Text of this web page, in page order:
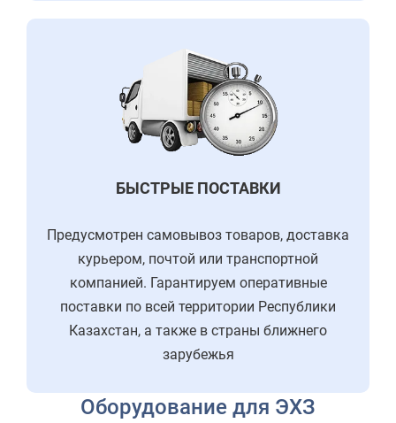
БЫСТРЫЕ ПОСТАВКИ
Предусмотрен самовывоз товаров, доставка
курьером, почтой или транспортной
компанией. Гарантируем оперативные
поставки по всей территории Республики
Казахстан, а также в страны ближнего
зарубежья
Оборудование для ЭХЗ